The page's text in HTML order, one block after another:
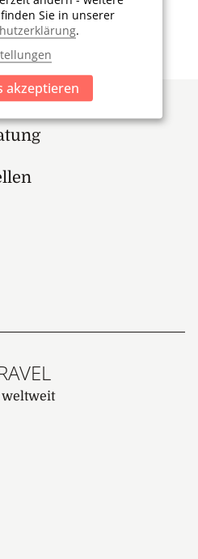
weltweit
Sie in unserer
.
akzeptieren